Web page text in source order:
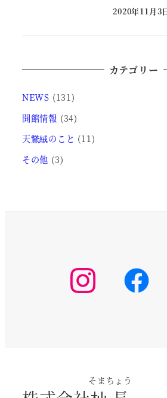
投稿日
2020年11月3
カテゴリー
NEWS (131)
開館情報 (34)
天鵞絨のこと (11)
その他 (3)
そまちょう